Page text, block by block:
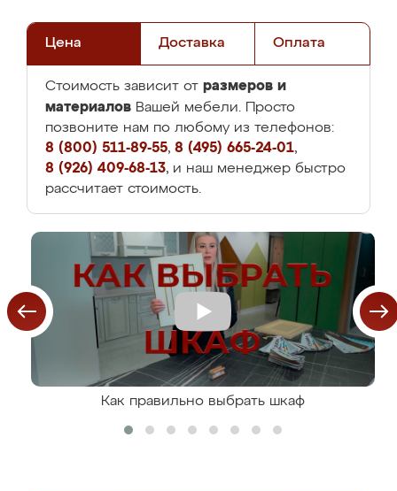
Цена Доставка Оплата
Стоимость зависит от размеров и
материалов Вашей мебели. Просто
позвоните нам по любому из телефонов:
8 (800) 511-89-55, 8 (495) 665-24-01,
8 (926) 409-68-13, и наш менеджер быстро
рассчитает стоимость.
Как правильно выбрать шкаф